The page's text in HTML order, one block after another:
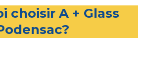
choisir A + Glass